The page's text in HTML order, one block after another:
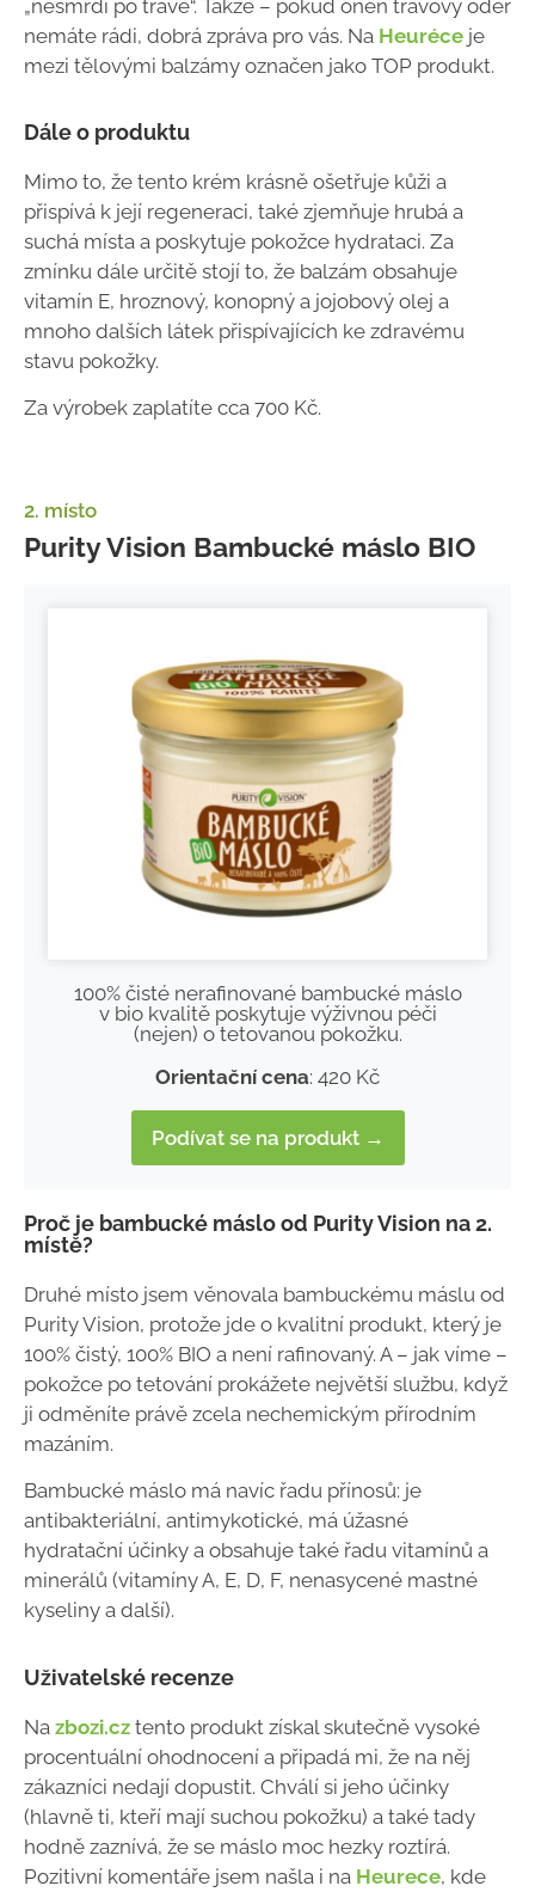
„nesmrdí po trávě“. Takže – pokud onen trávový odér
nemáte rádi, dobrá zpráva pro vás. Na Heuréce je
mezi tělovými balzámy označen jako TOP produkt.
Dále o produktu
Mimo to, že tento krém krásně ošetřuje kůži a
přispívá k její regeneraci, také zjemňuje hrubá a
suchá místa a poskytuje pokožce hydrataci. Za
zmínku dále určitě stojí to, že balzám obsahuje
vitamín E, hroznový, konopný a jojobový olej a
mnoho dalších látek přispívajících ke zdravému
stavu pokožky.
Za výrobek zaplatíte cca 700 Kč.
2. místo
Purity Vision Bambucké máslo BIO
100% čisté nerafinované bambucké máslo
v bio kvalitě poskytuje výživnou péči
(nejen) o tetovanou pokožku.
Orientační cena: 420 Kč
Podívat se na produkt →
Proč je bambucké máslo od Purity Vision na 2.
místě?
Druhé místo jsem věnovala bambuckému máslu od
Purity Vision, protože jde o kvalitní produkt, který je
100% čistý, 100% BIO a není rafinovaný. A – jak víme –
pokožce po tetování prokážete největší službu, když
ji odměníte právě zcela nechemickým přírodním
mazáním.
Bambucké máslo má navíc řadu přínosů: je
antibakteriální, antimykotické, má úžasné
hydratační účinky a obsahuje také řadu vitamínů a
minerálů (vitamíny A, E, D, F, nenasycené mastné
kyseliny a další).
Uživatelské recenze
Na zbozi.cz tento produkt získal skutečně vysoké
procentuální ohodnocení a připadá mi, že na něj
zákazníci nedají dopustit. Chválí si jeho účinky
(hlavně ti, kteří mají suchou pokožku) a také tady
hodně zaznívá, že se máslo moc hezky roztírá.
Pozitivní komentáře jsem našla i na Heurece, kde